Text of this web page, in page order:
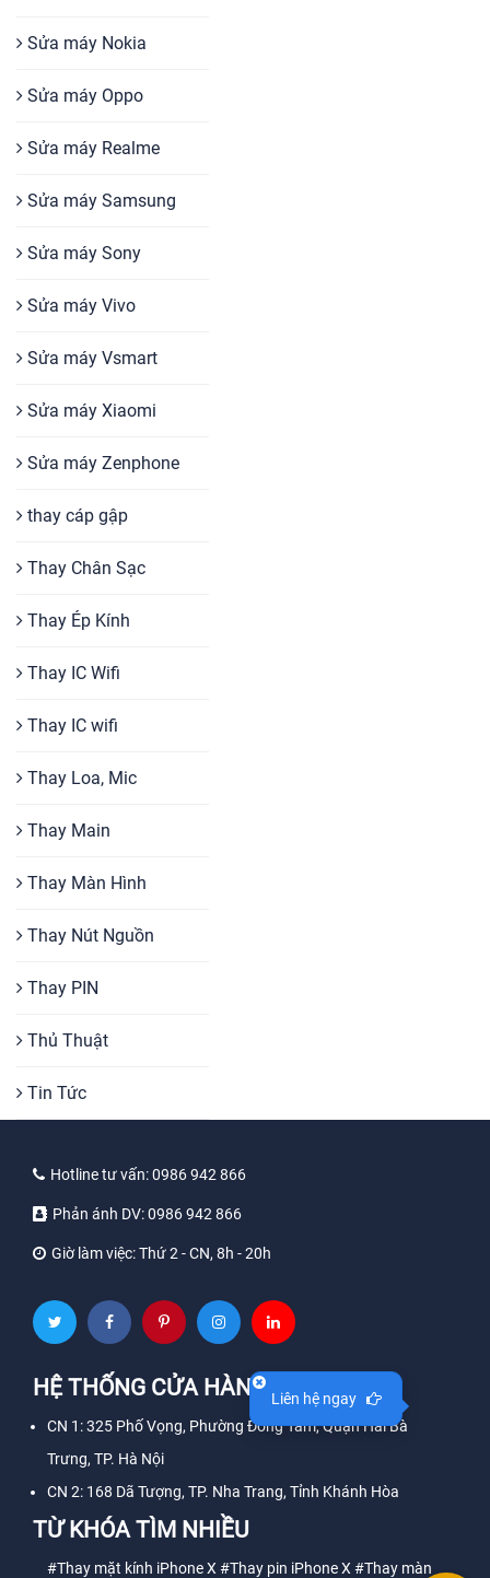
Sửa máy Nokia
Sửa máy Oppo
Sửa máy Realme
Sửa máy Samsung
Sửa máy Sony
Sửa máy Vivo
Sửa máy Vsmart
Sửa máy Xiaomi
Sửa máy Zenphone
thay cáp gập
Thay Chân Sạc
Thay Ép Kính
Thay IC Wifi
Thay IC wifi
Thay Loa, Mic
Thay Main
Thay Màn Hình
Thay Nút Nguồn
Thay PIN
Thủ Thuật
Tin Tức
Hotline tư vấn:0986 942 866
Phản ánh DV:0986 942 866
Giờ làm việc:Thứ 2 - CN, 8h - 20h
HỆ THỐNG CỬA HÀNG
CN 1: 325 Phố Vọng, Phường Đồng Tâm, Quận Hai Bà
Trưng, TP. Hà Nội
CN 2: 168 Dã Tượng, TP. Nha Trang, Tỉnh Khánh Hòa
TỪ KHÓA TÌM NHIỀU
#Thay mặt kính iPhone X #Thay pin iPhone X #Thay màn
Liên hệ ngay